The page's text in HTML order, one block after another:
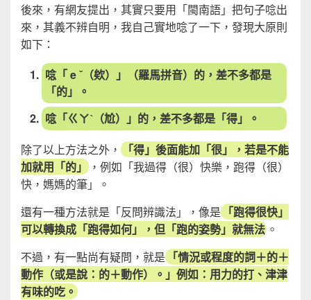
後來，有網友提出，其實只要用「閩南語」把句子唸出
來，其義不辨自明，我自己實地唸了一下，發現大原則
如下：
唸「 e ˇ（欸）」（羅馬拼音）的，差不多都是
「的」。
唸「ㄍㄚˋ（尬）」的，差不多都是「得」。
除了以上方法之外， 「得」後面能加「很」，若是不能
加就用「的」 ，例如「我過得（很）快樂，跑得（很）
快，媽媽的筆」。
還有一種方法就是「反問辨識法」，像是「跑得很快」
可以轉換成「跑得如何」，但「跑的姿勢」就無法 。
不過，有一點尚有疑問，就是「情況或程度的詞＋的＋
動作（或是說：的＋動作）。」例如：用力的打、津津
有味的吃。